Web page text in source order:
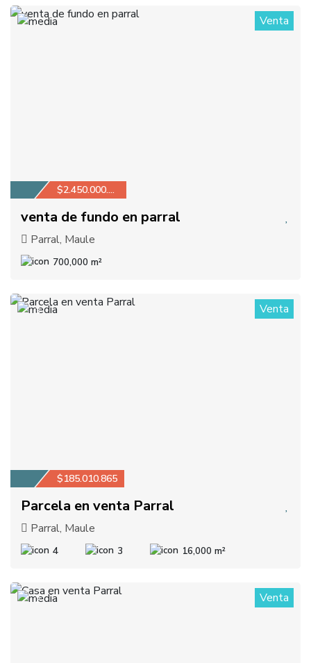
1 Venta
$2.450.000.000
venta de fundo en parral
Parral, Maule
700,000 m²
3 Venta
$185.010.865
Parcela en venta Parral
Parral, Maule
4 3 16,000 m²
2 Venta